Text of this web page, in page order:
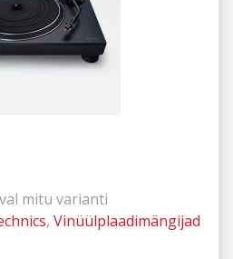
mitu varianti
, Vinüülplaadimängijad